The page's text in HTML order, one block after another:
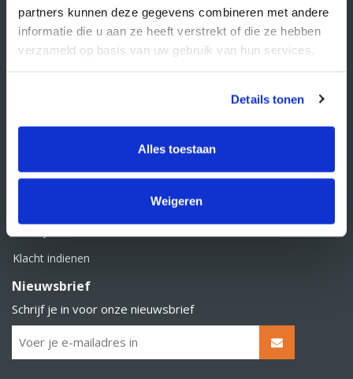
partners kunnen deze gegevens combineren met andere
informatie die u aan ze heeft verstrekt of die ze hebben
verzameld op basis van uw gebruik van hun services.
Details tonen
Alles toestaan
Weigeren
KvK nummer: 66384737
Retourbeleid
Klacht indienen
Nieuwsbrief
Schrijf je in voor onze nieuwsbrief